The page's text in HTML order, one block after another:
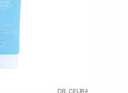
DR. CEURACLE